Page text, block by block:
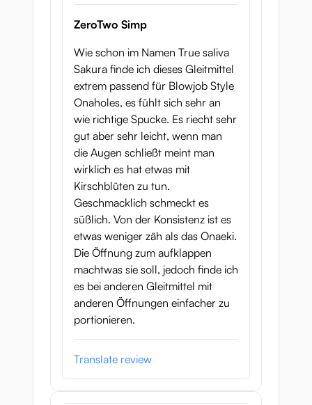
ZeroTwo Simp
Wie schon im Namen True saliva
Sakura finde ich dieses Gleitmittel
extrem passend für Blowjob Style
Onaholes, es fühlt sich sehr an
wie richtige Spucke. Es riecht sehr
gut aber sehr leicht, wenn man
die Augen schließt meint man
wirklich es hat etwas mit
Kirschblüten zu tun.
Geschmacklich schmeckt es
süßlich. Von der Konsistenz ist es
etwas weniger zäh als das Onaeki.
Die Öffnung zum aufklappen
machtwas sie soll, jedoch finde ich
es bei anderen Gleitmittel mit
anderen Öffnungen einfacher zu
portionieren.
Translate review